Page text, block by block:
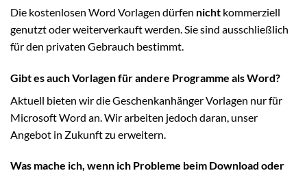
Die kostenlosen Word Vorlagen dürfen nicht kommerziell
genutzt oder weiterverkauft werden. Sie sind ausschließlich
für den privaten Gebrauch bestimmt.
Gibt es auch Vorlagen für andere Programme als Word?
Aktuell bieten wir die Geschenkanhänger Vorlagen nur für
Microsoft Word an. Wir arbeiten jedoch daran, unser
Angebot in Zukunft zu erweitern.
Was mache ich, wenn ich Probleme beim Download oder